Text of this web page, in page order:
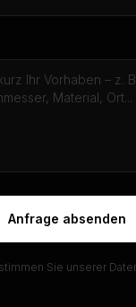
Anfrage absenden
Sie unserer